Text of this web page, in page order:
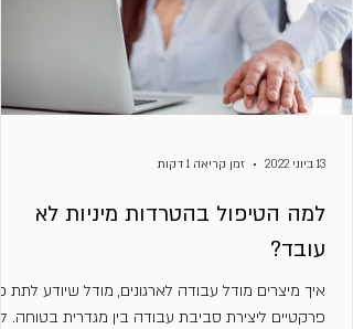
למה הטיפול בהטרדות מיניות לא
עובד?
איך מיצרים מודל עבודה לארגונים, מודל שיודע לתת
פרקטיים ליצירת סביבת עבודה בין מגדרית בטוחה.
13 ביוני 2022 זמן קריאה 1 דקות